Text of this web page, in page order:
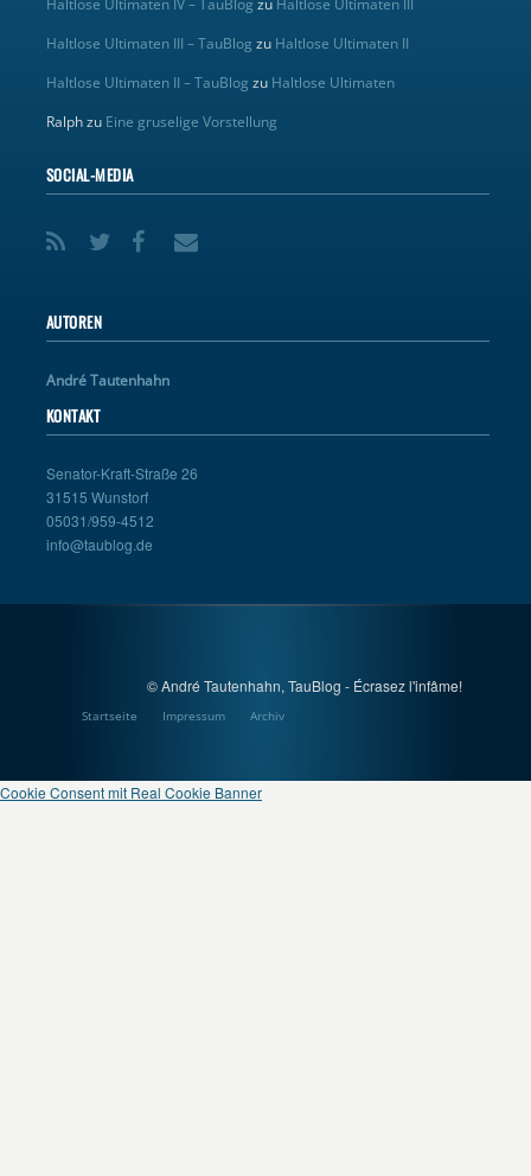
Haltlose Ultimaten IV – TauBlog zu Haltlose Ultimaten III
Haltlose Ultimaten III – TauBlog zu Haltlose Ultimaten II
Haltlose Ultimaten II – TauBlog zu Haltlose Ultimaten
Ralphzu Eine gruselige Vorstellung
SOCIAL-MEDIA
AUTOREN
André Tautenhahn
KONTAKT
Senator-Kraft-Straße 26
31515 Wunstorf
05031/959-4512
info@taublog.de
© André Tautenhahn, TauBlog - Écrasez l'infâme!
Startseite Impressum Archiv
Cookie Consent mit Real Cookie Banner